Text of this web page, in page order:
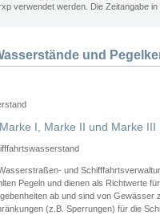
verwendet werden. Die Zeitangabe
und
I, Marke II und Marke III
und
Pegeln und dienen als Richtwerte
ab und sind von
(z.B. Sperrungen) für die